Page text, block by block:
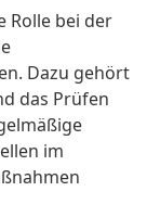
Rolle bei der
Dazu gehört
das Prüfen
im